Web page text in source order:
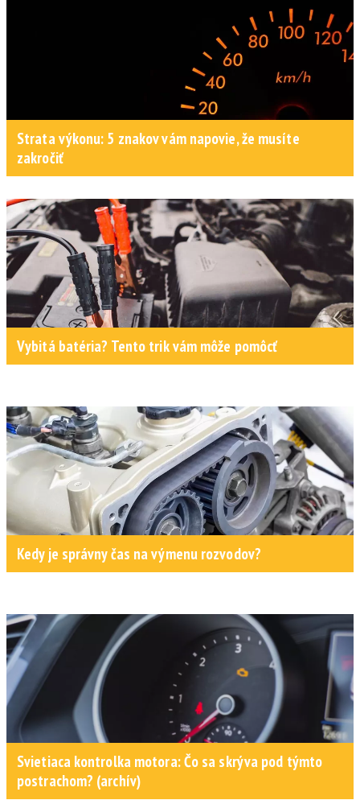
Strata výkonu: 5 znakov vám napovie, že musíte
zakročiť
Vybitá batéria? Tento trik vám môže pomôcť
Kedy je správny čas na výmenu rozvodov?
Svietiaca kontrolka motora: Čo sa skrýva pod týmto
postrachom? (archív)